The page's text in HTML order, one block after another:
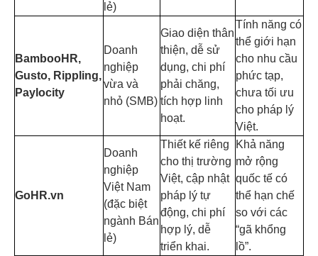
lẻ)
BambooHR,
Gusto, Rippling,
Paylocity
Doanh
nghiệp
vừa và
nhỏ (SMB)
Giao diện thân
thiện, dễ sử
dụng, chi phí
phải chăng,
tích hợp linh
hoạt.
Tính năng có
thể giới hạn
cho nhu cầu
phức tạp,
chưa tối ưu
cho pháp lý
Việt.
GoHR.vn
Doanh
nghiệp
Việt Nam
(đặc biệt
ngành Bán
lẻ)
Thiết kế riêng
cho thị trường
Việt, cập nhật
pháp lý tự
động, chi phí
hợp lý, dễ
triển khai.
Khả năng
mở rộng
quốc tế có
thể hạn chế
so với các
“gã khổng
lồ”.